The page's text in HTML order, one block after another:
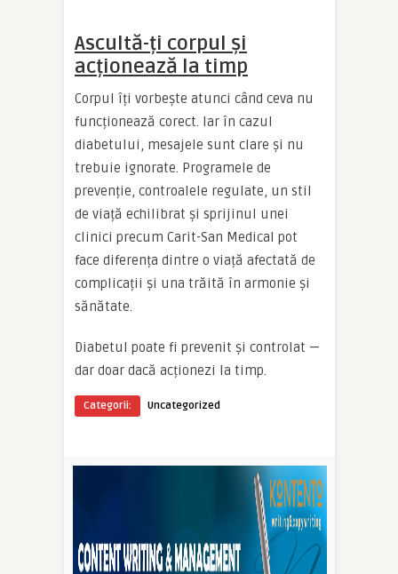
Ascultă-ți corpul și
acționează la timp
Corpul îți vorbește atunci când ceva nu
funcționează corect. Iar în cazul
diabetului, mesajele sunt clare și nu
trebuie ignorate. Programele de
prevenție, controalele regulate, un stil
de viață echilibrat și sprijinul unei
clinici precum Carit-San Medical pot
face diferența dintre o viață afectată de
complicații și una trăită în armonie și
sănătate.
Diabetul poate fi prevenit și controlat —
dar doar dacă acționezi la timp.
Categorii: Uncategorized